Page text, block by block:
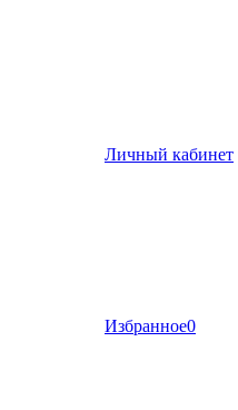
Личный кабинет
Избранное0